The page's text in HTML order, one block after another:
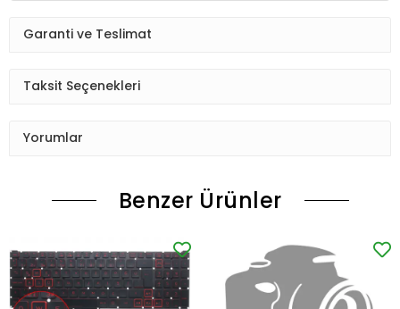
Garanti ve Teslimat
Taksit Seçenekleri
Yorumlar
Benzer Ürünler